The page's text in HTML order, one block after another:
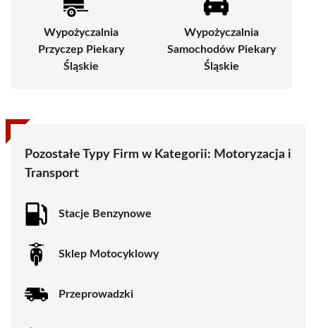
Wypożyczalnia
Przyczep Piekary
Śląskie
Wypożyczalnia
Samochodów Piekary
Śląskie
Pozostałe Typy Firm w Kategorii: Motoryzacja i
Transport
Stacje Benzynowe
Sklep Motocyklowy
Przeprowadzki